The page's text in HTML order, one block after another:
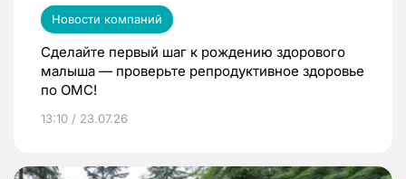
Новости компаний
Сделайте первый шаг к рождению здорового
малыша — проверьте репродуктивное здоровье
по ОМС!
13:10 / 23.07.26